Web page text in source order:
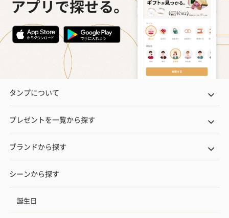
タンプについて
プレゼントを一覧から探す
ブランドから探す
シーンから探す
誕生日